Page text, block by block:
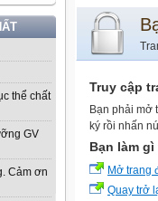
thể chất
GV
Cảm ơn
Truy cập
Bạn phải mở
ký rồi nhấn
Bạn làm
Mở trang
Quay trở